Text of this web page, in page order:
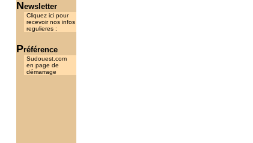
Newsletter
Cliquez ici pour
recevoir nos infos
regulieres :
Préférence
Sudouest.com
en page de
démarrage